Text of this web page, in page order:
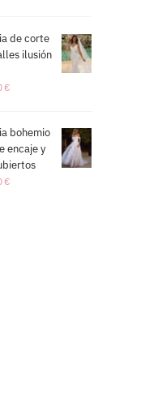
de corte
ilusión
€
bohemio
encaje y
€